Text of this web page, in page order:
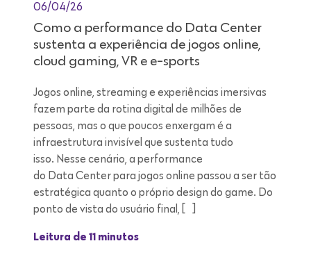
06/04/26
Como a performance do Data Center
sustenta a experiência de jogos online,
cloud gaming, VR e e-sports
Jogos online, streaming e experiências imersivas
fazem parte da rotina digital de milhões de
pessoas, mas o que poucos enxergam é a
infraestrutura invisível que sustenta tudo
isso. Nesse cenário, a performance
do Data Center para jogos online passou a ser tão
estratégica quanto o próprio design do game. Do
ponto de vista do usuário final, […]
Leitura de 11 minutos